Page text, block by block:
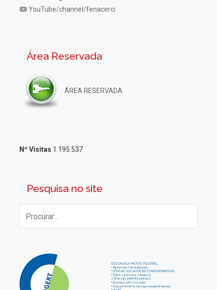
YouTube/channel/fenacerci
Área Reservada
ÁREA RESERVADA
Nº Visitas 1.195.537
Pesquisa no site